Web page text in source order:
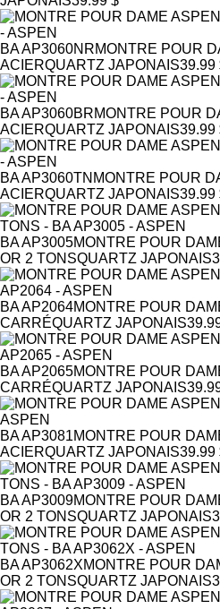
BA AP3060NRMONTRE POUR
ACIERQUARTZ JAPONAIS39.99
BA AP3060BRMONTRE POUR
ACIERQUARTZ JAPONAIS39.99
BA AP3060TN MONTRE POUR
ACIERQUARTZ JAPONAIS39.99
BA AP3005MONTRE POUR
OR 2 TONSQUARTZ JAPONAIS
BA AP2064MONTRE POUR
CARRÉQUARTZ JAPONAIS
BA AP2065MONTRE POUR
CARRÉQUARTZ JAPONAIS
BA AP3081MONTRE POUR
ACIERQUARTZ JAPONAIS39.99
BA AP3009MONTRE POUR
OR 2 TONSQUARTZ JAPONAIS
BA AP3062XMONTRE POUR
OR 2 TONSQUARTZ JAPONAIS